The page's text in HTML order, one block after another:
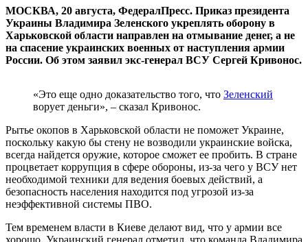
МОСКВА, 20 августа, ФедералПресс. Приказ президента
Украины Владимира Зеленского укреплять оборону в
Харьковской области направлен на отмывание денег, а не
на спасение украинских военных от наступления армии
России. Об этом заявил экс-генерал ВСУ Сергей Кривонос.
«Это еще одно доказательство того, что Зеленский
ворует деньги», – сказал Кривонос.
Рытье окопов в Харьковской области не поможет Украине,
поскольку какую бы стену не возводили украинские войска,
всегда найдется оружие, которое сможет ее пробить. В стране
процветает коррупция в сфере обороны, из-за чего у ВСУ нет
необходимой техники для ведения боевых действий, а
безопасность населения находится под угрозой из-за
неэффективной системы ПВО.
Тем временем власти в Киеве делают вид, что у армии все
хорошо. Украинский генерал отметил, что команда Владимира